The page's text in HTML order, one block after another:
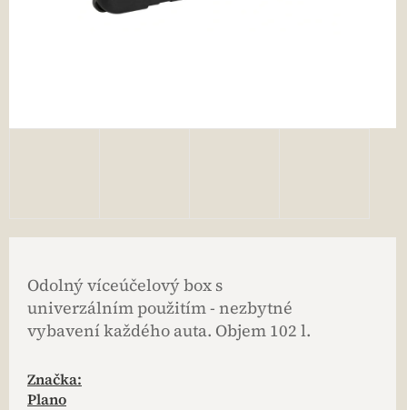
Odolný víceúčelový box s
univerzálním použitím - nezbytné
vybavení každého auta. Objem 102 l.
Značka:
Plano